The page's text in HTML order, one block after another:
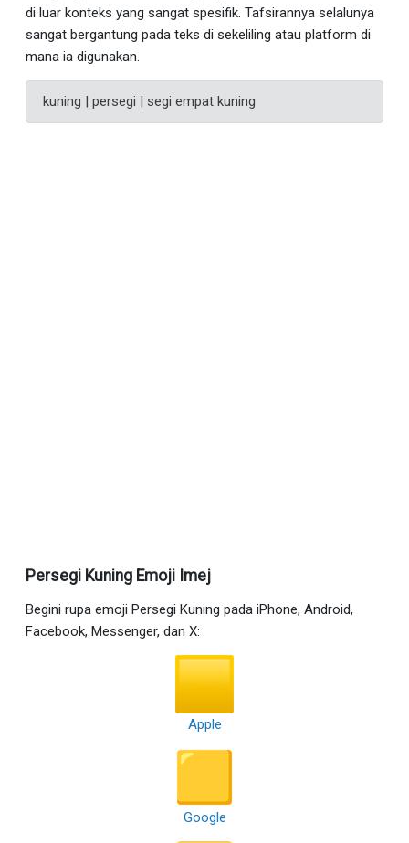
di luar konteks yang sangat spesifik. Tafsirannya selalunya
sangat bergantung pada teks di sekeliling atau platform di
mana ia digunakan.
kuning | persegi | segi empat kuning
Persegi Kuning Emoji Imej
Begini rupa emoji Persegi Kuning pada iPhone, Android,
Facebook, Messenger, dan X:
Apple
Google